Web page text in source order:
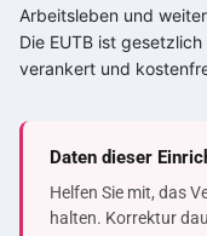
Arbeitsleben und
Die EUTB ist
verankert und
Daten dieser
Helfen Sie mit, das
halten. Korrektur